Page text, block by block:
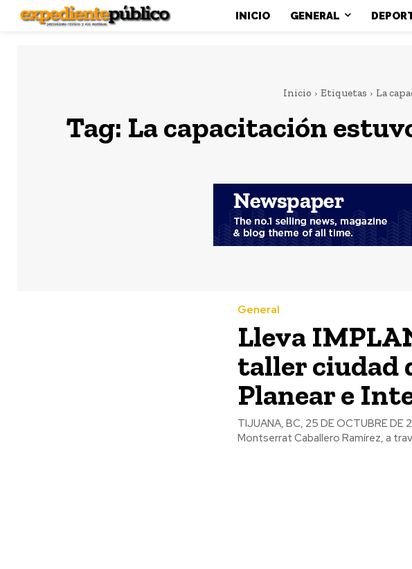
INICIO GENERAL
Inicio Etiquetas La
Tag: La capacitación
General
Lleva
taller ciudad
Planear e
TIJUANA, BC, 25 DE OCTUBRE
Montserrat Caballero Ramírez, a